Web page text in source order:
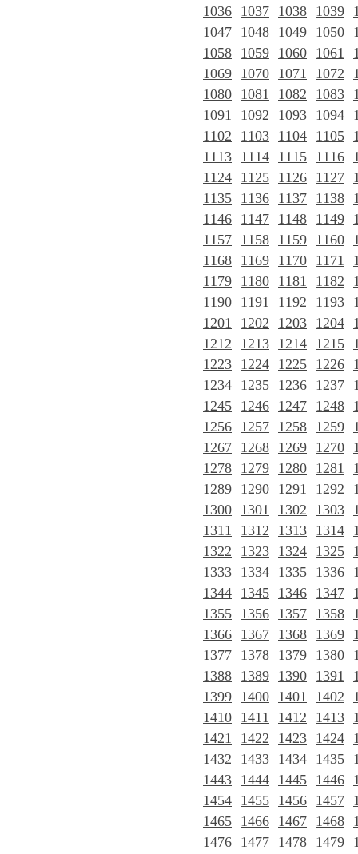
1036 1037 1038 1039
1047 1048 1049 1050
1058 1059 1060 1061
1069 1070 1071 1072
1080 1081 1082 1083
1091
1092 1093 1094
1102
1103 1104 1105
1113 1114 1115 1116
1124 1125 1126 1127
1135 1136 1137 1138
1146 1147 1148 1149
1157 1158 1159 1160
1168 1169 1170 1171
1179 1180 1181 1182
1190 1191 1192 1193
1201
1202 1203 1204
1212
1213 1214 1215
1223 1224 1225 1226
1234 1235 1236 1237
1245 1246 1247 1248
1256 1257 1258 1259
1267 1268 1269 1270
1278 1279 1280 1281
1289 1290 1291 1292
1300 1301 1302 1303
1311
1312 1313 1314
1322
1323 1324 1325
1333 1334 1335 1336
1344 1345 1346 1347
1355 1356 1357 1358
1366 1367 1368 1369
1377 1378 1379 1380
1388 1389 1390 1391
1399 1400 1401 1402
1410 1411 1412 1413
1421
1422 1423 1424
1432
1433 1434 1435
1443 1444 1445 1446
1454 1455 1456 1457
1465 1466 1467 1468
1476 1477 1478 1479